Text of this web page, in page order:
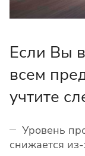
Если Вы
всем
учтите
Уровень
снижается